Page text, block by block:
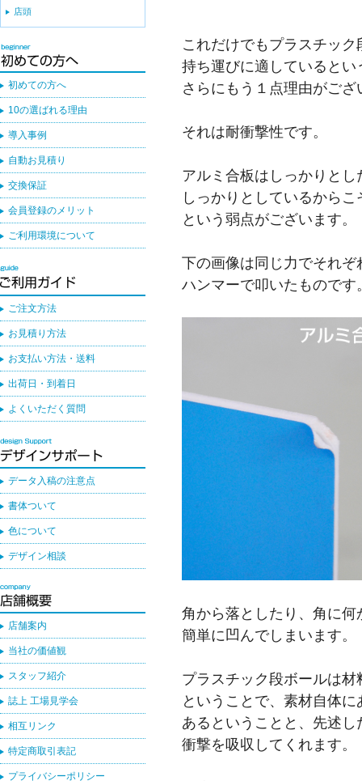
これだけでもプラスチック
持ち運びに適していると
さらにもう１点理由がござ
それは耐衝撃性です。
アルミ合板はしっかりと
しっかりとしているから
という弱点がございます。
下の画像は同じ力でそれぞ
ハンマーで叩いたものです
角から落としたり、角に何
簡単に凹んでしまいます。
プラスチック段ボールは
ということで、素材自体
あるということと、先述し
衝撃を吸収してくれます。
店頭
初めての方へ
10の選ばれる理由
導入事例
自動お見積り
交換保証
会員登録のメリット
ご利用環境について
ご注文方法
お見積り方法
お支払い方法・送料
出荷日・到着日
よくいただく質問
データ入稿の注意点
書体ついて
色について
デザイン相談
店舗案内
当社の価値観
スタッフ紹介
誌上 工場見学会
相互リンク
特定商取引表記
プライバシーポリシー